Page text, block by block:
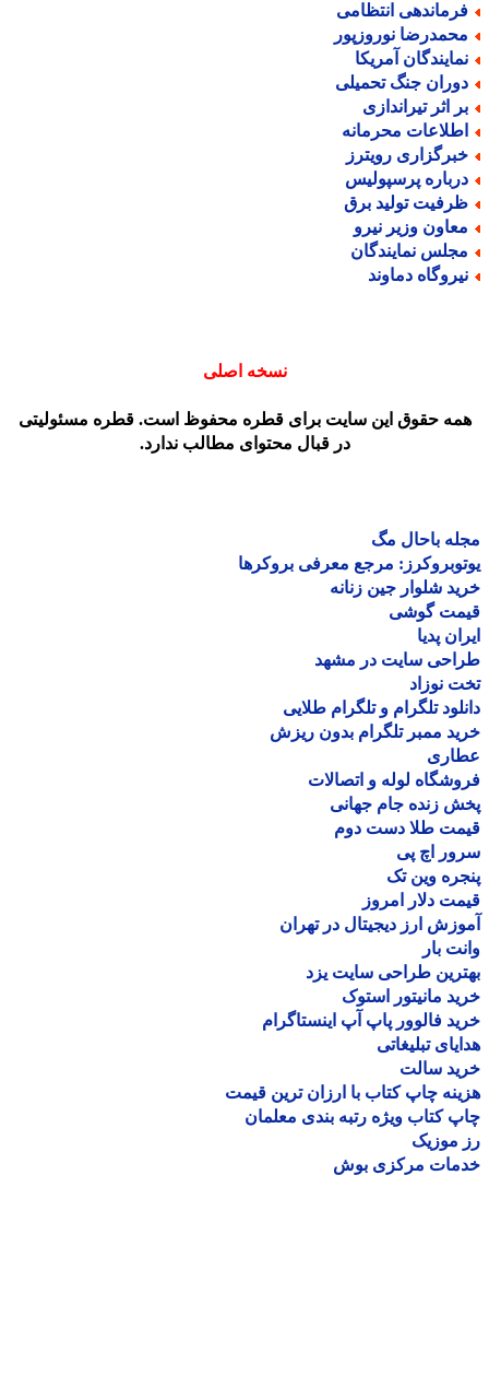
انتظامی
نوروزپور
آمریکا
جنگ تحمیلی
اثر تیراندازی
محرمانه
رویترز
پرسپولیس
تولید برق
وزیر نیرو
نمایندگان
دماوند
نسخه اصلی
حقوق این سایت برای قطره محفوظ است. قطره مسئولیتی
در قبال محتوای مطالب ندارد.
باحال مگ
مرجع معرفی بروکرها
شلوار جین زنانه
گوشی
پدیا
سایت در مشهد
نوزاد
تلگرام و تلگرام طلایی
ممبر تلگرام بدون ریزش
لوله و اتصالات
زنده جام جهانی
طلا دست دوم
اچ پی
وین تک
دلار امروز
ارز دیجیتال در تهران
بار
طراحی سایت یزد
مانیتور استوک
فالوور پاپ آپ اینستاگرام
تبلیغاتی
سالت
چاپ کتاب با ارزان ترین قیمت
کتاب ویژه رتبه بندی معلمان
موزیک
مرکزی بوش